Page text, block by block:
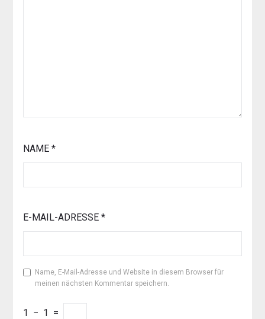
NAME *
E-MAIL-ADRESSE *
Name, E-Mail-Adresse und Website in diesem Browser für
meinen nächsten Kommentar speichern.
1 − 1 =